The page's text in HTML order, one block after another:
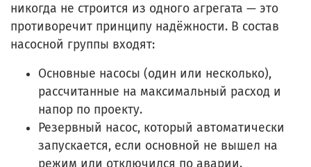
никогда не строится из одного агрегата — это
противоречит принципу надёжности. В состав
насосной группы входят:
Основные насосы (один или несколько),
рассчитанные на максимальный расход и
напор по проекту.
Резервный насос, который автоматически
запускается, если основной не вышел на
режим или отключился по аварии.